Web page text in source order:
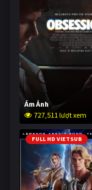
Ám Ảnh
727,511 lượt xem
FULL HD VIETSUB